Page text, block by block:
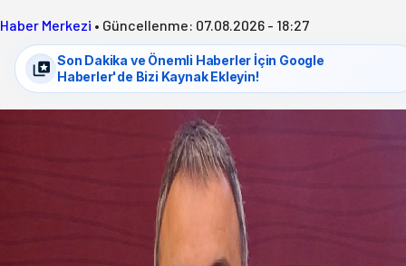
Haber Merkezi • Güncellenme: 07.08.2026 - 18:27
Son Dakika ve Önemli Haberler İçin Google
Haberler'de Bizi Kaynak Ekleyin!